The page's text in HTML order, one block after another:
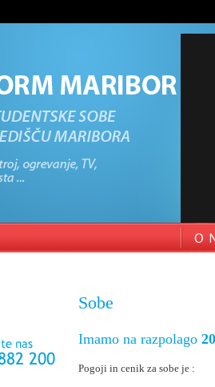
Sobe
Imamo na razpolago
Pogoji in cenik za sobe je :